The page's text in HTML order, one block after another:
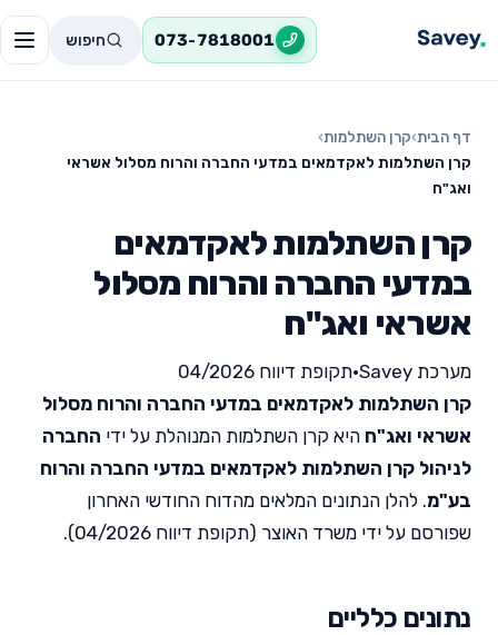
073-7818001 חיפוש
דף הבית›קרן השתלמות›
קרן השתלמות לאקדמאים במדעי החברה והרוח מסלול אשראי
ואג"ח
קרן השתלמות לאקדמאים
במדעי החברה והרוח מסלול
אשראי ואג"ח
מערכת Savey •תקופת דיווח 04/2026
קרן השתלמות לאקדמאים במדעי החברה והרוח מסלול
אשראי ואג"ח היא קרן השתלמות המנוהלת על ידי החברה
לניהול קרן השתלמות לאקדמאים במדעי החברה והרוח
בע"מ. להלן הנתונים המלאים מהדוח החודשי האחרון
שפורסם על ידי משרד האוצר (תקופת דיווח 04/2026).
נתונים כלליים